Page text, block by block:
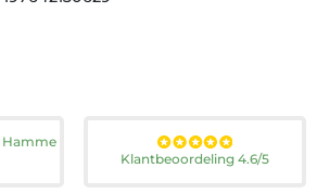
Hamme
Klantbeoordeling 4.6/5